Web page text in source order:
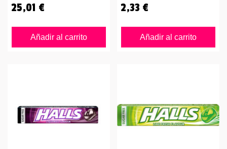
25,01 €
Añadir al carrito
2,33 €
Añadir al carrito